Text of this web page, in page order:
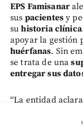
EPS Famisanar
sus pacientesy
suhistoria clínica
apoyar la gestión
huérfanas. Sin
se trata de una
entregar sus
“La entidad
fundación u
afiliados en